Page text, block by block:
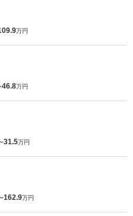
万円
46.8万円
31.5万円
162.9万円